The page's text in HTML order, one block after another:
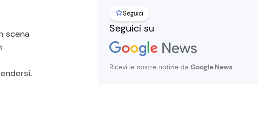
scena
Seguici
Seguici su
Ricevi le nostre notizie da Google News